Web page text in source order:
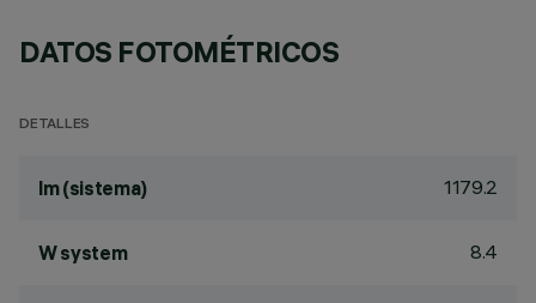
DATOS FOTOMÉTRICOS
DETALLES
lm (sistema) 1179.2
W system 8.4